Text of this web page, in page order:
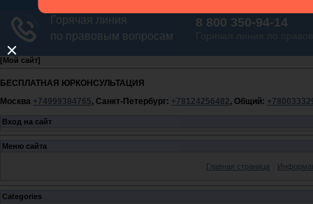
[Мой сайт]
БЕСПЛАТНАЯ ЮРКОНСУЛЬТАЦИЯ
Москва +74999384765, Санкт-Петербург: +78124256482, Общий:
Вход на сайт
Меню сайта
Главная страница
Categories